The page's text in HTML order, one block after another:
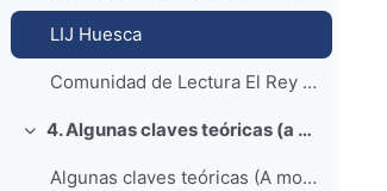
LIJ Huesca
Comunidad de Lectura El Rey Rojo
Colapsar 4. Algunas claves teóricas (a modo de repaso)
Algunas claves teóricas (A modo de repaso)